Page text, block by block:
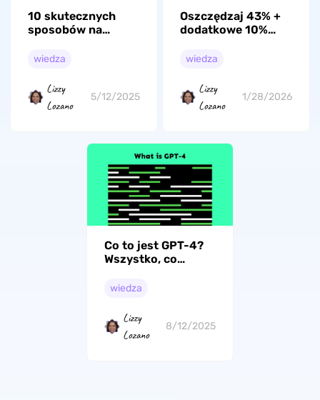
10 skutecznych
sposobów na
podglądu PDF,
Eksploratorze
plików Windows
10/11
wiedza
Lizzy
Lozano
5/12/2025
Oszczędzaj 43% +
dodatkowe 10%
UPDF – odblokuj
funkcji!
wiedza
Lizzy
Lozano
1/28/2026
Co to jest GPT-4?
Wszystko, co
wiedza
Lizzy
Lozano
8/12/2025